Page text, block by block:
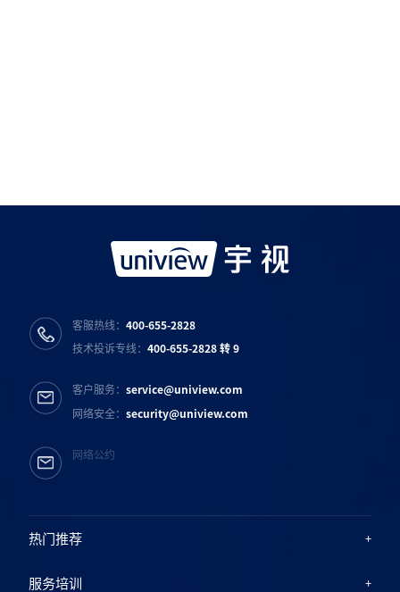
热门推荐
服务培训
客服热线：400-655-2828
技术投诉专线：400-655-2828 转 9
客户服务：service@uniview.com
网络安全：security@uniview.com
网络公约